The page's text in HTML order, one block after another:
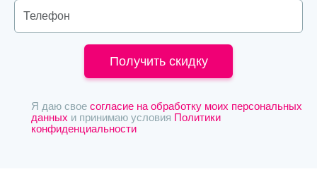
Получить скидку
Я даю свое согласие на обработку моих персональных
данных и принимаю условия Политики
конфиденциальности